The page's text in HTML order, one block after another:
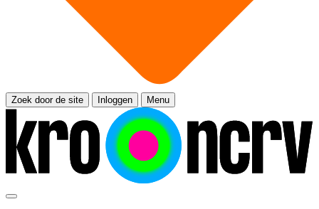
Zoek door de site Inloggen Menu